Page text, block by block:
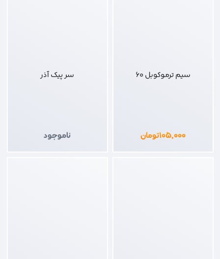
سیم ترموکوبل 60
۱۰۵,۰۰۰تومان
سر پیک آذر
ناموجود